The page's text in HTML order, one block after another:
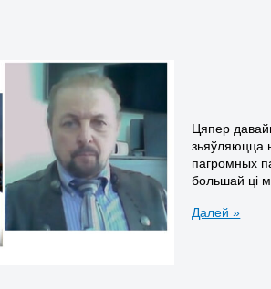
Цяпер
зьяўляюцца
пагромных
большай ці
Далей »